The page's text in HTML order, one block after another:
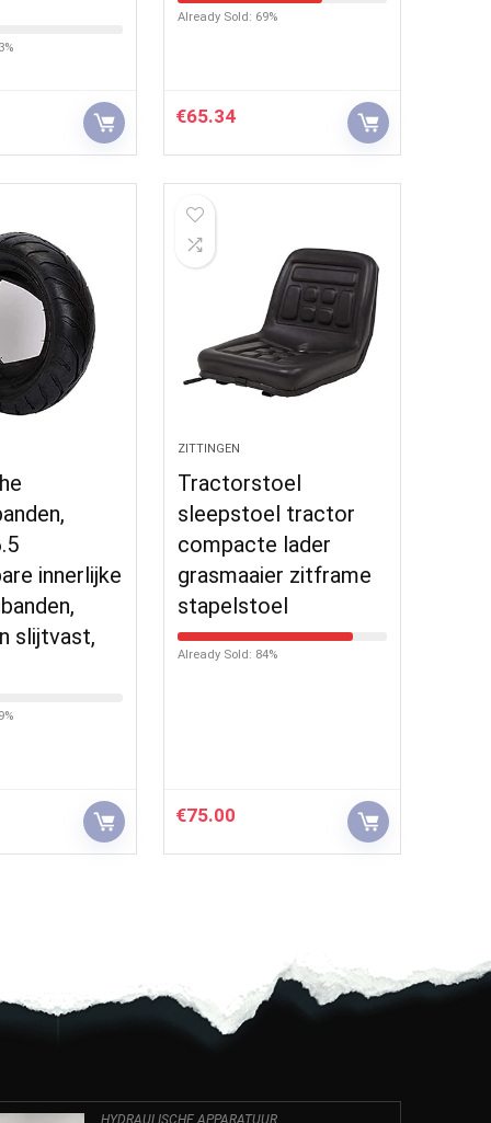
Already Sold: 69%
€65.34
innerlijke
slijtvast,
ZITTINGEN
Tractorstoel
sleepstoel tractor
compacte lader
grasmaaier zitframe
stapelstoel
Already Sold: 84%
€75.00
HYDRAULISCHE APPARATUUR